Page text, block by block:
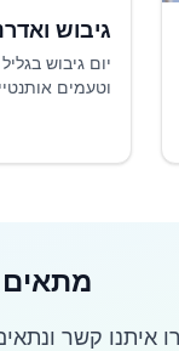
גיבוש
יום גיבוש
וטעמים
מתאים
איתנו קשר